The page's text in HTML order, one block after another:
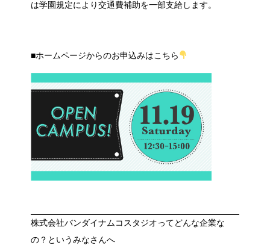
は学園規定により交通費補助を一部支給します。
■ホームページからのお申込みはこちら
株式会社バンダイナムコスタジオ ってどんな企業な
の？というみなさんへ